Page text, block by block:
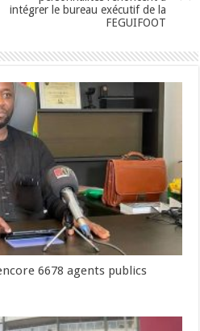
intégrer le bureau exécutif de la
FEGUIFOOT
6678 agents publics